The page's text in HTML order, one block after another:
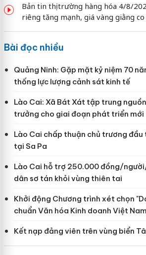
Bản tin thị trường hàng hóa 4/8/
riêng tăng mạnh, giá vàng giằng co
Bài đọc nhiều
Quảng Ninh: Gặp mặt kỷ niệm 70
thống lực lượng cảnh sát kinh tế
Lào Cai: Xã Bát Xát tập trung
trưởng cho giai đoạn phát triển mới
Lào Cai chấp thuận chủ trương đầu
tại Sa Pa
Lào Cai hỗ trợ 250.000 đồng/
dân sơ tán khỏi vùng thiên tai
Khởi động Chương trình xét chọn
chuẩn Văn hóa Kinh doanh Việt
Kết nạp đảng viên trên vùng biển